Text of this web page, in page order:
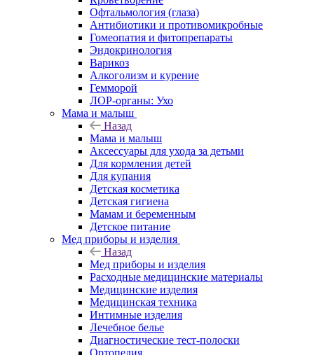
Офтальмология (глаза)
Антибиотики и противомикробные
Гомеопатия и фитопрепараты
Эндокринология
Варикоз
Алкоголизм и курение
Гемморой
ЛОР-органы: Ухо
Мама и малыш
Назад
Мама и малыш
Аксессуары для ухода за детьми
Для кормления детей
Для купания
Детская косметика
Детская гигиена
Мамам и беременным
Детское питание
Мед приборы и изделия
Назад
Мед приборы и изделия
Расходные медицинские материалы
Медицинские изделия
Медицинская техника
Интимные изделия
Лечебное белье
Диагностические тест-полоски
Ортопедия